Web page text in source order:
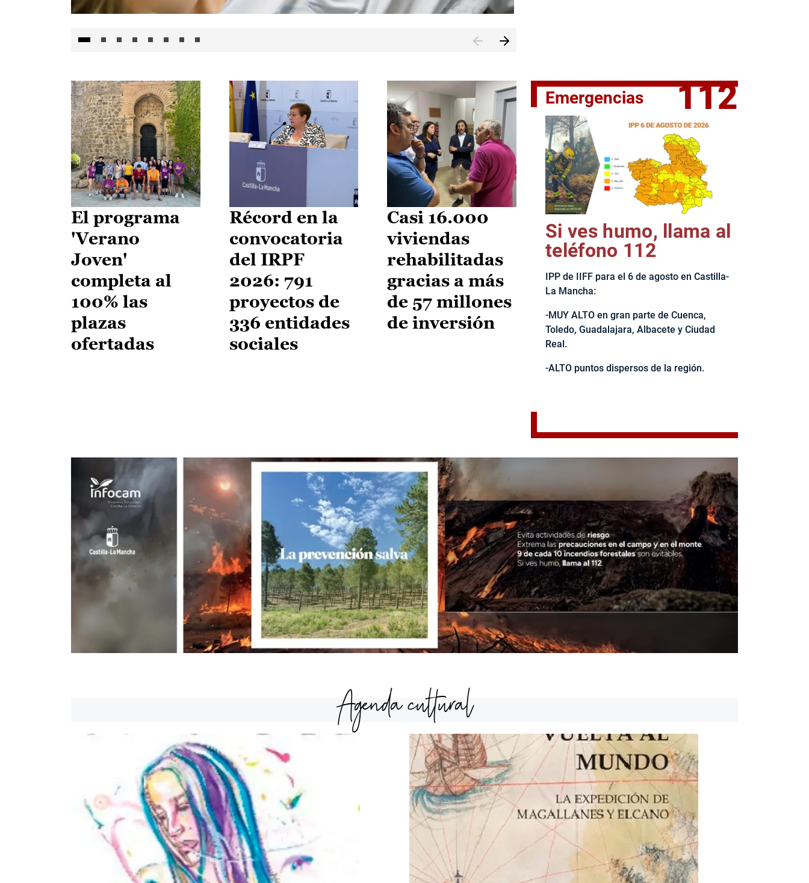
El jefe del Ejecutivo castellanomanchego, Emiliano García-
El programa
'Verano
Joven'
completa al
100% las
plazas
ofertadas
Récord en la
convocatoria
del IRPF
2026: 791
proyectos de
336 entidades
sociales
Casi 16.000
viviendas
rehabilitadas
gracias a más
de 57 millones
de inversión
Emergencias 112
Si ves humo, llama al
teléfono 112
IPP de IIFF para el 6 de agosto en Castilla-
La Mancha:
-MUY ALTO en gran parte de Cuenca,
Toledo, Guadalajara, Albacete y Ciudad
Real.
-ALTO puntos dispersos de la región.
Agenda cultural